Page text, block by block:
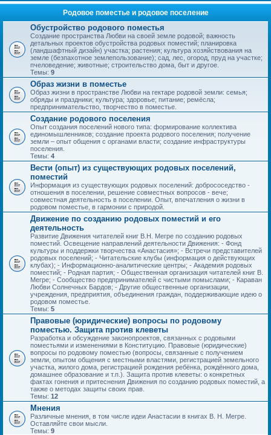
Родовое поместье и родовое поселение
Обустройство родового поместья
Создание пространства Любви на своей земле родовой; важность
детальных проектов обустройства родовых поместий; планировка
(ландшафтный дизайн) участка; растения; культура хозяйствования на
земле (безпахотное землепользование); сад, лес, огород, пруд на участке;
пчеловедение; животные; строительство дома, быт и другое.
Темы: 9
Образ жизни в поместье
Образ жизни в пространстве Любви на гектаре родовой земли: семья;
обряды и праздники; культура; здоровье; питание; ремёсла;
предпринимательство, творчество в поместье.
Создание родового поселения
Опыт создания поселений нового типа: формирование коллектива
единомышленников; создание проекта родового поселения; получение
земли – опыт общения с органами власти; создание инфраструктуры
поселения.
Темы: 4
Вести (опыт) из существующих родовых поселений,
поместий
Информация из существующих родовых поселений: добрососедство -
отношения в поселении, решение совместных вопросов - вече;
совместная деятельность в поселении. Опыт, впечатления о жизни в
родовом поместье, в гармонии с природой.
Движение по созданию родовых поместий и его
деятельность
Развитие Движения читателей книг В.Н. Мегре по созданию родовых
поместий. Освещение направлений деятельности Движения: - Фонд
культуры и поддержки творчества «Анастасия»; - Встречи представителей
родовых поселений; - Читательские клубы (информация о действующих
клубах); - Информационно-аналитические центры; - Академия родовых
поместий; - Родная партия; - Общественная организация читателей книг В.
Мегре; - Сообщество предпринимателей с чистыми помыслами; - Караван
Любви Солнечных Бардов; - Другие общественные организации,
учреждения, предприятия, объединения граждан, поддерживающие идею о
родовом поместье.
Темы: 5
Правовые (юридические) вопросы по родовому
поместью. Защита против клеветы
Разработка и обсуждение законопроектов, связанных с родовыми
поместьями и изменениями в Конституцию. Правовые (юридические)
вопросы по родовому поместью (вопросы, связанные с получением
земли, опытом общения с местными властями, регистрацией земельного
участка, жилого дома, регистрацией рождения ребёнка, рождённого дома,
домашнее образование и т.п.). Защита против клеветы: о конкретных
фактах гонения и притеснения Движения по созданию родовых поместий, а
также о методах защиты своих прав.
Темы: 12
Мнения
Различные мнения, в том числе идеи Анастасии в книгах В. Н. Мегре.
Оставляйте свои мысли.
Темы: 9